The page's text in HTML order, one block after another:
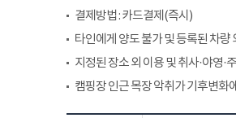
결제방법 : 카드결제(즉시)
타인에게 양도 불가 및 등록된 차량
지정된 장소 외 이용 및 취사·야영·
캠핑장 인근 목장 악취가 기후변화